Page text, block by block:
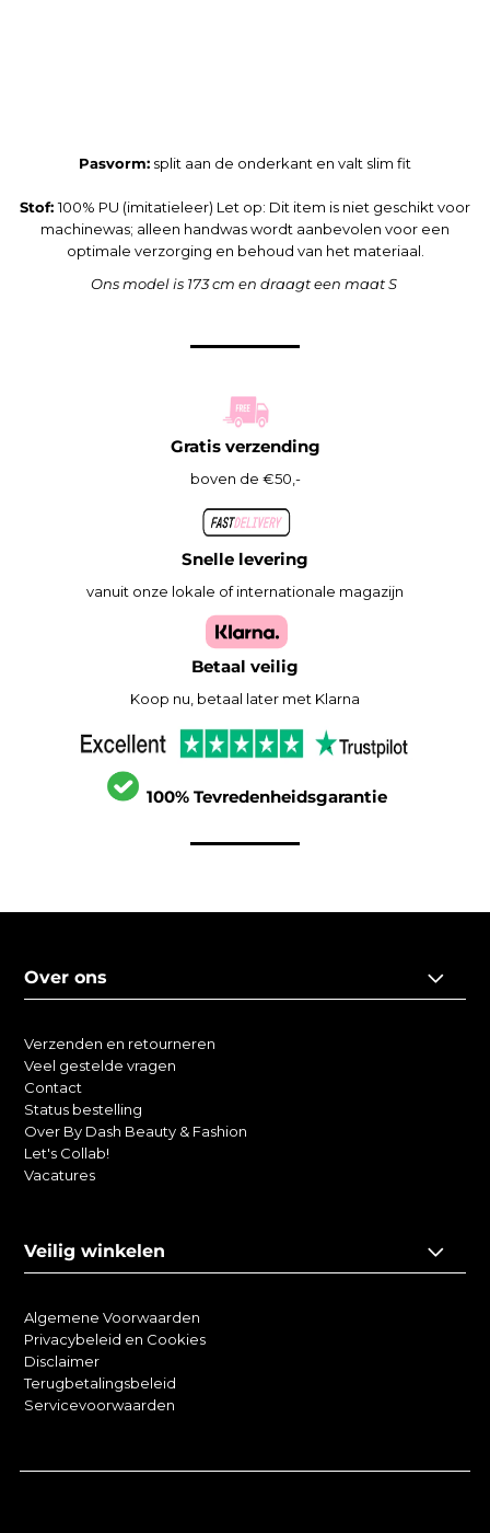
Pasvorm: split aan de onderkant en valt slim fit
Stof:100% PU (imitatieleer) Let op: Dit item is niet geschikt voor
machinewas; alleen handwas wordt aanbevolen voor een
optimale verzorging en behoud van het materiaal.
Ons model is 173 cm en draagt een maat S
Gratis verzending
boven de €50,-
Snelle levering
vanuit onze lokale of internationale magazijn
Betaal veilig
Koop nu, betaal later met Klarna
100% Tevredenheidsgarantie
Over ons
Verzenden en retourneren
Veel gestelde vragen
Contact
Status bestelling
Over By Dash Beauty & Fashion
Let's Collab!
Vacatures
Veilig winkelen
Algemene Voorwaarden
Privacybeleid en Cookies
Disclaimer
Terugbetalingsbeleid
Servicevoorwaarden